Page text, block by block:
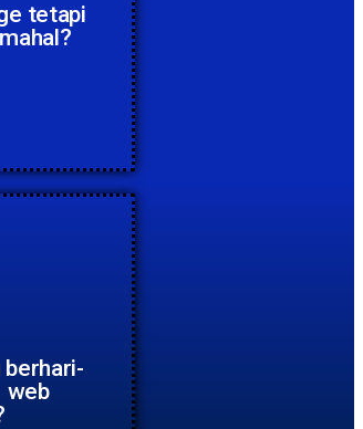
tetapi
web